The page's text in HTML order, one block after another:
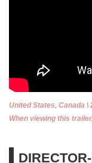
United States, Canada
When viewing this